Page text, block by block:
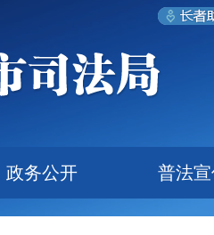
政务公开 普法